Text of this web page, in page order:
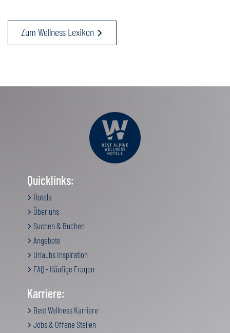
Zum Wellness Lexikon
Quicklinks:
Hotels
Über uns
Suchen & Buchen
Angebote
Urlaubs Inspiration
FAQ - Häufige Fragen
Karriere:
Best Wellness Karriere
Jobs & Offene Stellen